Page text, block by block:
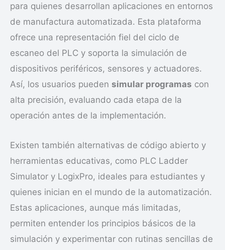
para quienes desarrollan aplicaciones en entornos
de manufactura automatizada. Esta plataforma
ofrece una representación fiel del ciclo de
escaneo del PLC y soporta la simulación de
dispositivos periféricos, sensores y actuadores.
Así, los usuarios pueden simular programas con
alta precisión, evaluando cada etapa de la
operación antes de la implementación.
Existen también alternativas de código abierto y
herramientas educativas, como PLC Ladder
Simulator y LogixPro, ideales para estudiantes y
quienes inician en el mundo de la automatización.
Estas aplicaciones, aunque más limitadas,
permiten entender los principios básicos de la
simulación y experimentar con rutinas sencillas de